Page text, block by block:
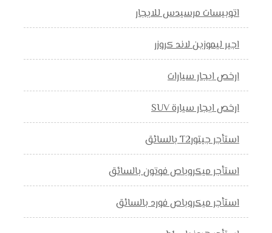
اتوبيسات مرسيدس للايجار
اجير ليموزين لاند كروزر
ارخص ايجار سيارات
ارخص ايجار سيارة SUV
استأجر جيتورT2 بالسائق
استأجر ميكروباص فوتون بالسائق
استأجر ميكروباص فورد بالسائق